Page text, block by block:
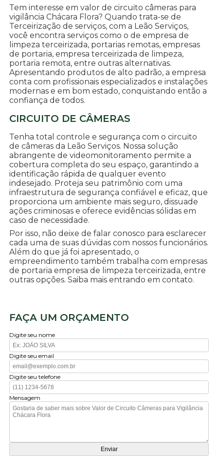
Tem interesse em valor de circuito câmeras para
vigilância Chácara Flora? Quando trata-se de
Terceirização de serviços, com a Leão Serviços,
você encontra serviços como o de empresa de
limpeza terceirizada, portarias remotas, empresas
de portaria, empresa terceirizada de limpeza,
portaria remota, entre outras alternativas.
Apresentando produtos de alto padrão, a empresa
conta com profissionais especializados e instalações
modernas e em bom estado, conquistando então a
confiança de todos.
CIRCUITO DE CÂMERAS
Tenha total controle e segurança com o circuito
de câmeras da Leão Serviços. Nossa solução
abrangente de videomonitoramento permite a
cobertura completa do seu espaço, garantindo a
identificação rápida de qualquer evento
indesejado. Proteja seu patrimônio com uma
infraestrutura de segurança confiável e eficaz, que
proporciona um ambiente mais seguro, dissuade
ações criminosas e oferece evidências sólidas em
caso de necessidade.
Por isso, não deixe de falar conosco para esclarecer
cada uma de suas dúvidas com nossos funcionários.
Além do que já foi apresentado, o
empreendimento também trabalha com empresas
de portaria empresa de limpeza terceirizada, entre
outras opções. Saiba mais entrando em contato.
FAÇA UM ORÇAMENTO
Digite seu nome
Digite seu email
Digite seu telefone
Mensagem